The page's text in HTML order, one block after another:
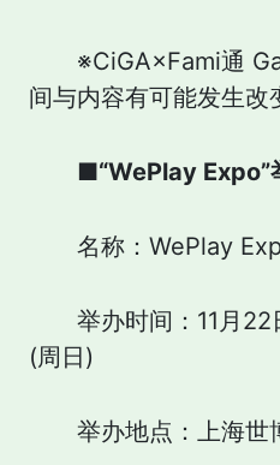
※CiGA×Fami通
间与内容有可能发生改
■“WePlay Expo”
名称：WePlay
举办时间：11月
(周日)
举办地点：上海世